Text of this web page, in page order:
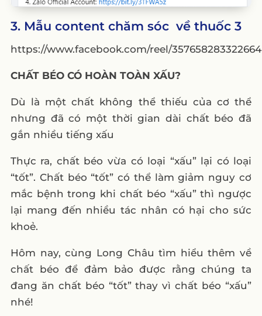
3. Mẫu content chăm sóc về thuốc 3
https://www.facebook.com/reel/357658283322664
CHẤT BÉO CÓ HOÀN TOÀN XẤU?
Dù là một chất không thể thiếu của cơ thể
nhưng đã có một thời gian dài chất béo đã
gắn nhiều tiếng xấu
Thực ra, chất béo vừa có loại “xấu” lại có loại
“tốt”. Chất béo “tốt” có thể làm giảm nguy cơ
mắc bệnh trong khi chất béo “xấu” thì ngược
lại mang đến nhiều tác nhân có hại cho sức
khoẻ.
Hôm nay, cùng Long Châu tìm hiểu thêm về
chất béo để đảm bảo được rằng chúng ta
đang ăn chất béo “tốt” thay vì chất béo “xấu”
nhé!